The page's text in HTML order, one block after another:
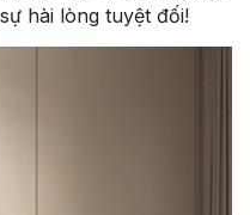
hài lòng tuyệt đối!